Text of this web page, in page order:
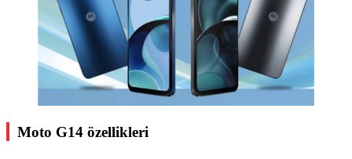
Moto G14 özellikleri